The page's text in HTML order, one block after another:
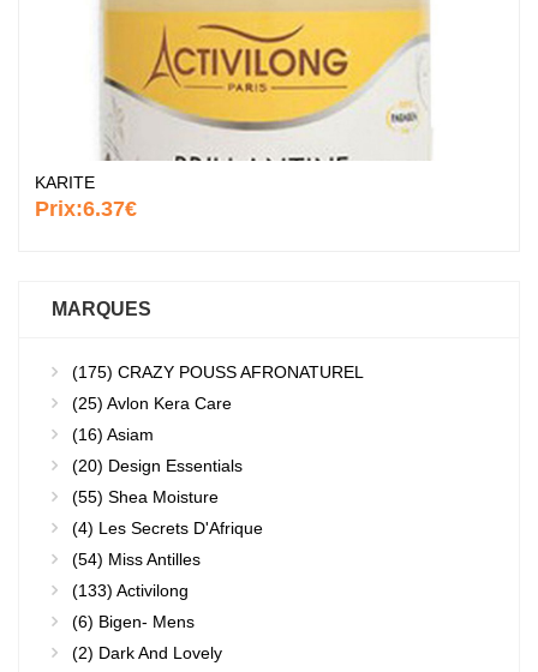
KARITE
Prix:6.37€
MARQUES
(175) CRAZY POUSS AFRONATUREL
(25) Avlon Kera Care
(16) Asiam
(20) Design Essentials
(55) Shea Moisture
(4) Les Secrets D'Afrique
(54) Miss Antilles
(133) Activilong
(6) Bigen- Mens
(2) Dark And Lovely